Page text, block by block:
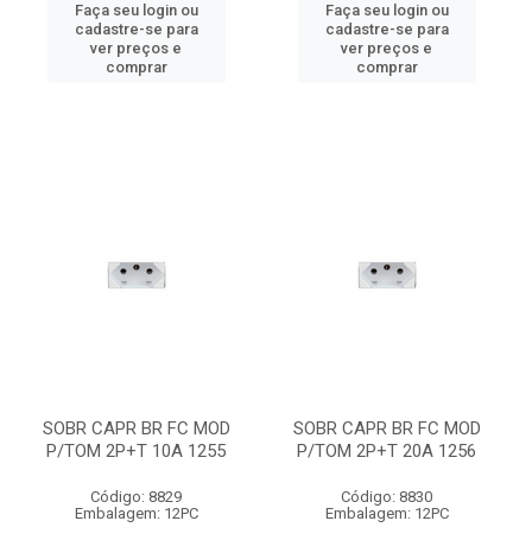
Faça seu login ou
cadastre-se para
ver preços e
comprar
Faça seu login ou
cadastre-se para
ver preços e
comprar
SOBR CAPR BR FC MOD
P/TOM 2P+T 10A 1255
Código: 8829
Embalagem: 12PC
SOBR CAPR BR FC MOD
P/TOM 2P+T 20A 1256
Código: 8830
Embalagem: 12PC